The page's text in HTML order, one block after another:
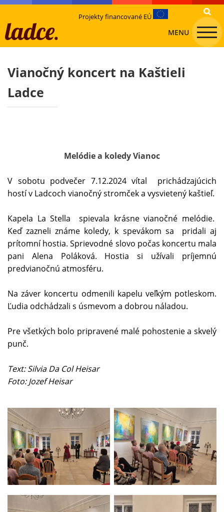
Projekty financované EÚ
MENU
Vianočný koncert na Kaštieli
Ladce
Melódie a koledy Vianoc
V sobotu podvečer 7.12.2024 vítal prichádzajúcich
hostí v Ladcoch vianočný stromček a vysvietený kaštieľ.
Kapela La Stella spievala krásne vianočné melódie.
Keď zazneli známe koledy, k spevákom sa pridali aj
prítomní hostia. Sprievodné slovo počas koncertu mala
pani Alena Poláková. Hostia si užívali príjemnú
predvianočnú atmosféru.
Na záver koncertu odmenili kapelu veľkým potleskom.
Ľudia odchádzali s úsmevom a dobrou náladou.
Pre všetkých bolo pripravené malé pohostenie a skvelý
punč.
Text: Silvia Da Col Heisar
Foto: Jozef Heisar